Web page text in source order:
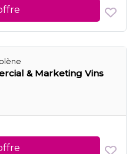
& Marketing Vins